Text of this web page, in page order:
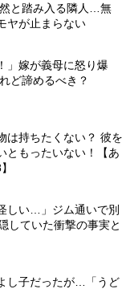
と踏み入る隣人…無
ヤが止まらない
」嫁が義母に怒り爆
ど諦めるべき？
は持ちたくない？ 彼を
ともったいない！【あ
しい…」ジム通いで別
していた衝撃の事実と
し子だったが…「うど